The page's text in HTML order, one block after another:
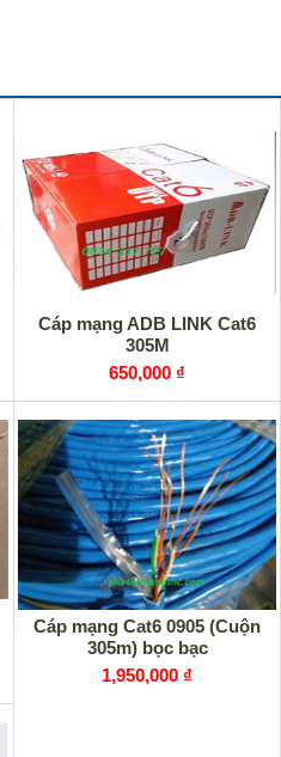
Cáp mạng ADB LINK Cat6
305M
650,000 ₫
Cáp mạng Cat6 0905 (Cuộn
305m) bọc bạc
1,950,000 ₫